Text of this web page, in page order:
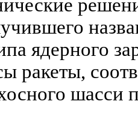
ядерного
ракеты,